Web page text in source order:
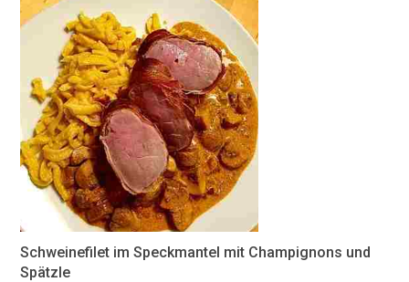
Schweinefilet im Speckmantel mit Champignons und
Spätzle